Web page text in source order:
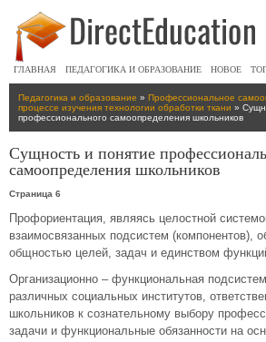
ГЛАВНАЯ ПЕДАГОГИКА И ОБРАЗОВАНИЕ НОВОЕ
Педагогика и образование » Профессиональное
процессе изучения технологии обработки ткани »
профессионального самоопределения школьников
Сущность и понятие
самоопределения школьников
Страница 6
Профориентация, являясь целостной
взаимосвязанных подсистем (компонентов),
общностью целей, задач и единством
Организационно – функциональная
различных социальных институтов,
школьников к сознательному выбору
задачи и функциональные обязанности на